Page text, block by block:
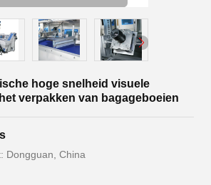
hoge snelheid visuele
verpakken van bagageboeien
Dongguan, China